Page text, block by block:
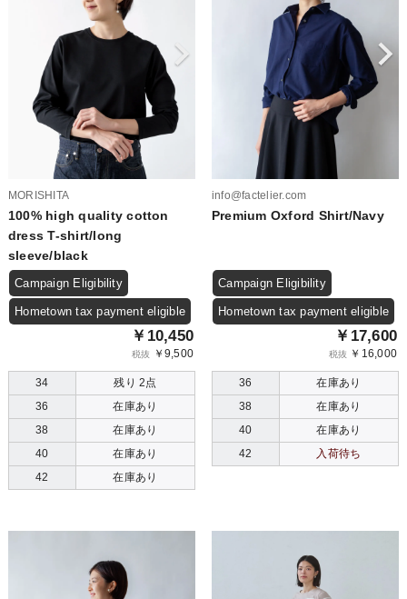
MORISHITA
100% high quality cotton
dress T-shirt/long
sleeve/black
Campaign Eligibility
Hometown tax payment eligible
￥10,450
税抜 ￥9,500
34
残り 2点
36
在庫あり
38
在庫あり
40
在庫あり
42
在庫あり
info@factelier.com
Premium Oxford Shirt/Navy
Campaign Eligibility
Hometown tax payment eligible
￥17,600
税抜 ￥16,000
36
在庫あり
38
在庫あり
40
在庫あり
42
入荷待ち